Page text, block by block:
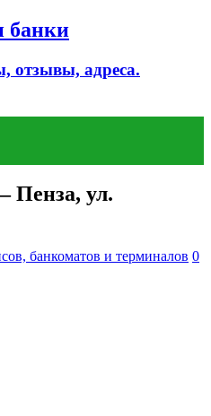
банки
отзывы, адреса.
Пенза, ул.
банкоматов и терминалов 0